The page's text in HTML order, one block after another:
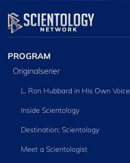
TITTA
PROGRAM
Originalserier
L. Ron Hubbard in His Own Voice
Inside Scientology
Destination: Scientology
Meet a Scientologist